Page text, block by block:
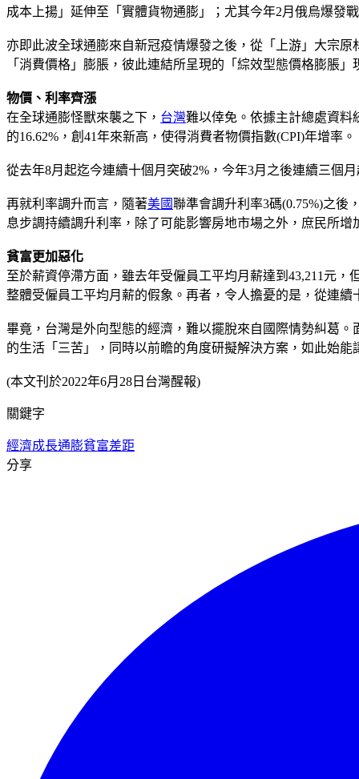
成本上揚」延伸至「實體貨物通膨」；尤其今年2月俄烏爆發
亦即此波全球通膨來自新冠疫情爆發之後，從「上游」大宗
「消費價格」膨脹，彼此連結所呈現的「綜效型態價格膨脹
物價、利率齊漲
在全球通膨怪獸來襲之下， 台灣難以倖免。依據主計總處資料
的16.62%，創41年來新高，使得消費者物價指數(CPI)年增率。
從去年8月起迄今連續十個月突破2%，今年3月之後連續三個
再就利率調升而言，隨著美國聯準會調升利率3碼(0.75%)之後
息步調持續調升利率，除了可能影響房地市場之外，庶民所
貧富更加惡化
至於薪資停滯方面，雖去年受僱員工平均月薪達到43,211元
整體受僱員工平均月薪的假象。再者，令人擔憂的是，從連
畢竟，台灣是外向型態的經濟，難以擺脫來自國際情勢糾葛
的生活「三苦」，同時以前瞻的角度研擬解決方案，如此始
(本文刊於2022年6月28日台灣醒報)
關鍵字
經濟成長通膨貧富差距
分享